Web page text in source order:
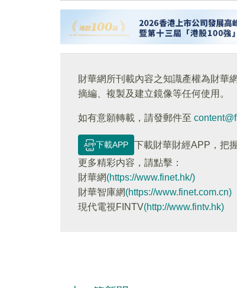
財華網所刊載內容之知識產權為財華
摘編、複製及建立鏡像等任何使用。
如有意願轉載，請發郵件至
下載APP
下載財華財經APP，把
更多精彩内容，請點擊：
財華網(https://www.finet.hk/)
財華智庫網(https://www.finet.com.cn)
現代電視FINTV(http://www.fintv.hk)